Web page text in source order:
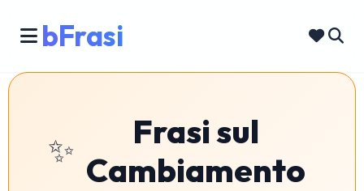
bFrasi
✨
Frasi sul
Cambiamento